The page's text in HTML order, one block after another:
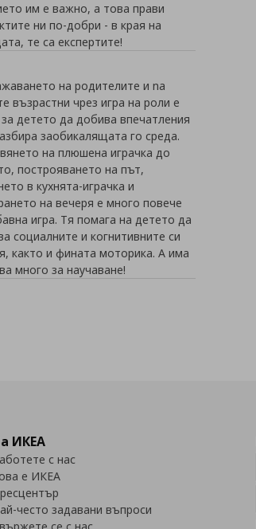
им е важно, а това прави
ни по-добри - в края на
те са експертите!
на родителите и na
възрастни чрез игра на роли е
детето да добива впечатления
заобикалящата го среда.
на плюшена играчка до
построяването на път,
в кухнята-играчка и
на вечеря е много повече
игра. Тя помага на детето да
социалните и когнитивните си
както и фината моторика. А има
много за научаване!
ИКЕА
с нас
е ИКЕА
често задавани въпроси